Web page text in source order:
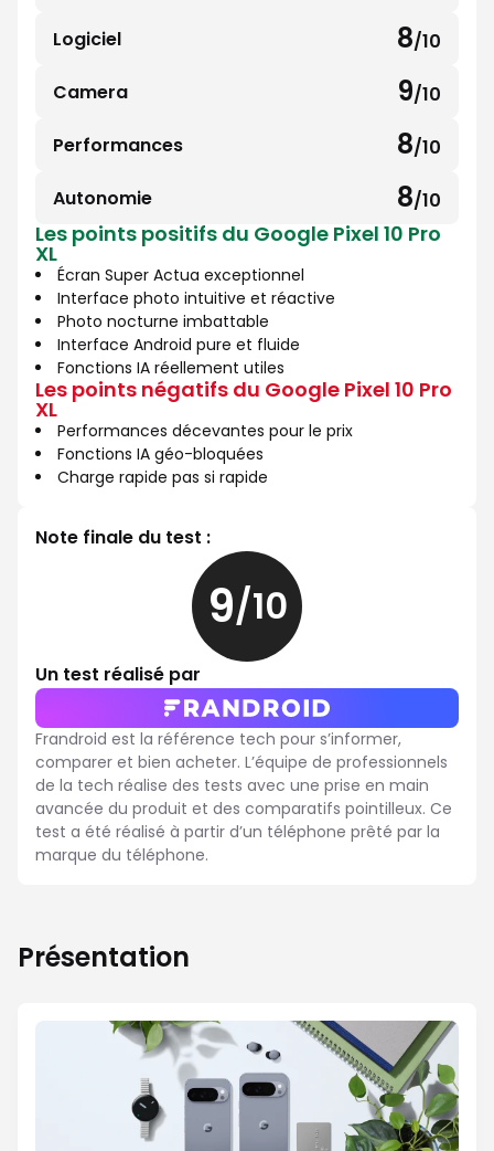
sur
Logiciel 8/10
8
sur
Camera 9/10
9
sur
Performances 8/10
8
sur
Autonomie 8/10
8
sur
10
Les points positifs du Google Pixel 10 Pro
XL
Écran Super Actua exceptionnel
Interface photo intuitive et réactive
Photo nocturne imbattable
Interface Android pure et fluide
Fonctions IA réellement utiles
Les points négatifs du Google Pixel 10 Pro
XL
Performances décevantes pour le prix
Fonctions IA géo-bloquées
Charge rapide pas si rapide
Note finale du test :
9/10
10
Un test réalisé par
Frandroid est la référence tech pour s’informer,
comparer et bien acheter. L’équipe de professionnels
de la tech réalise des tests avec une prise en main
avancée du produit et des comparatifs pointilleux. Ce
test a été réalisé à partir d’un téléphone prêté par la
marque du téléphone.
Présentation